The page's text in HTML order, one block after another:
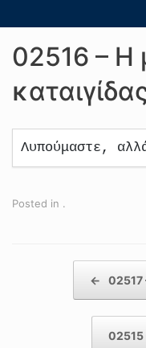
02516 – Η
Λυπούμαστε,
Posted in .
← 02517
02515